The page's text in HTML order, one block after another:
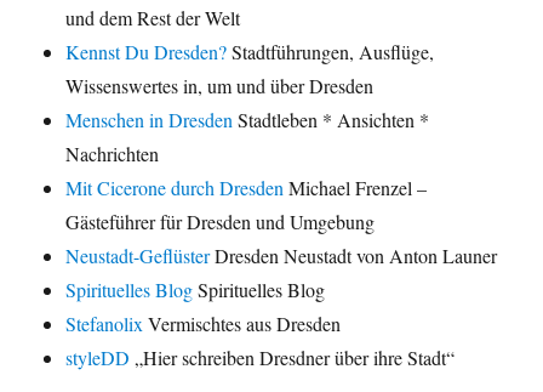
und dem Rest der Welt
Kennst Du Dresden?Stadtführungen, Ausflüge,
Wissenswertes in, um und über Dresden
Menschen in Dresden Stadtleben * Ansichten *
Nachrichten
Mit Cicerone durch Dresden Michael Frenzel –
Gästeführer für Dresden und Umgebung
Neustadt-GeflüsterDresden Neustadt von Anton Launer
Spirituelles BlogSpirituelles Blog
Stefanolix Vermischtes aus Dresden
styleDD „Hier schreiben Dresdner über ihre Stadt“